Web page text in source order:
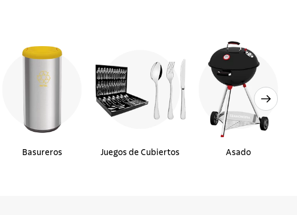
Basureros Juegos de Cubiertos Asado